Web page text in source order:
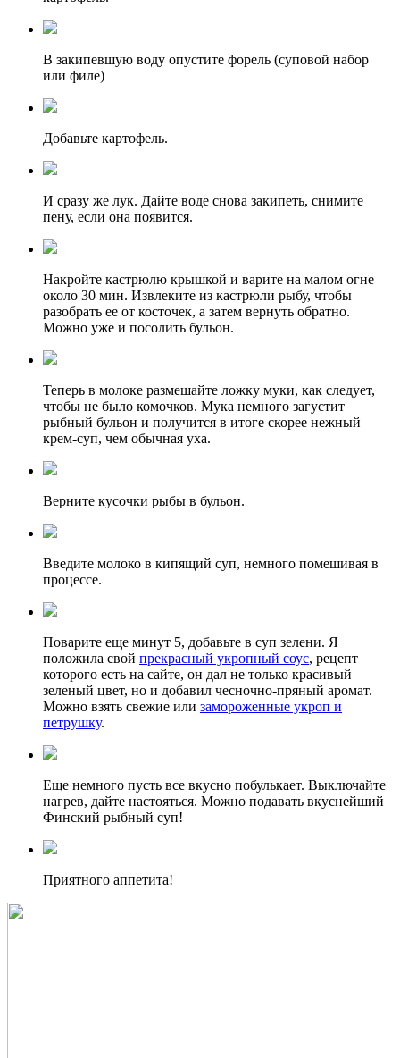
В закипевшую воду опустите форель (суповой набор
или филе)
Добавьте картофель.
И сразу же лук. Дайте воде снова закипеть, снимите
пену, если она появится.
Накройте кастрюлю крышкой и варите на малом огне
около 30 мин. Извлеките из кастрюли рыбу, чтобы
разобрать ее от косточек, а затем вернуть обратно.
Можно уже и посолить бульон.
Теперь в молоке размешайте ложку муки, как следует,
чтобы не было комочков. Мука немного загустит
рыбный бульон и получится в итоге скорее нежный
крем-суп, чем обычная уха.
Верните кусочки рыбы в бульон.
Введите молоко в кипящий суп, немного помешивая в
процессе.
Поварите еще минут 5, добавьте в суп зелени. Я
положила свой прекрасный укропный соус, рецепт
которого есть на сайте, он дал не только красивый
зеленый цвет, но и добавил чесночно-пряный аромат.
Можно взять свежие или замороженные укроп и
петрушку.
Еще немного пусть все вкусно побулькает. Выключайте
нагрев, дайте настояться. Можно подавать вкуснейший
Финский рыбный суп!
Приятного аппетита!